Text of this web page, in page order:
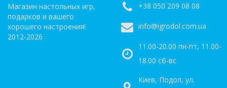
Магазин настольных игр,
подарков и вашего
хорошего настроения!
2012-2026
+38 050 209 08 08
info@igrodol.com.ua
11.00-20.00 пн-пт, 11.00-
18.00 сб-вс
Киев, Подол, ул.